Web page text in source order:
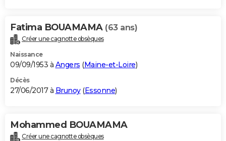
Fatima BOUAMAMA (63 ans)
Créer une cagnotte obsèques
Naissance
09/09/1953 à Angers (Maine-et-Loire)
Décès
27/06/2017 à Brunoy(Essonne)
Mohammed BOUAMAMA
Créer une cagnotte obsèques